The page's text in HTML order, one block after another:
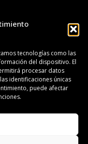
tecnologías como las
del dispositivo. El
procesar datos
identificaciones únicas
puede afectar
NEWS!
PUBLICIDAD
2014